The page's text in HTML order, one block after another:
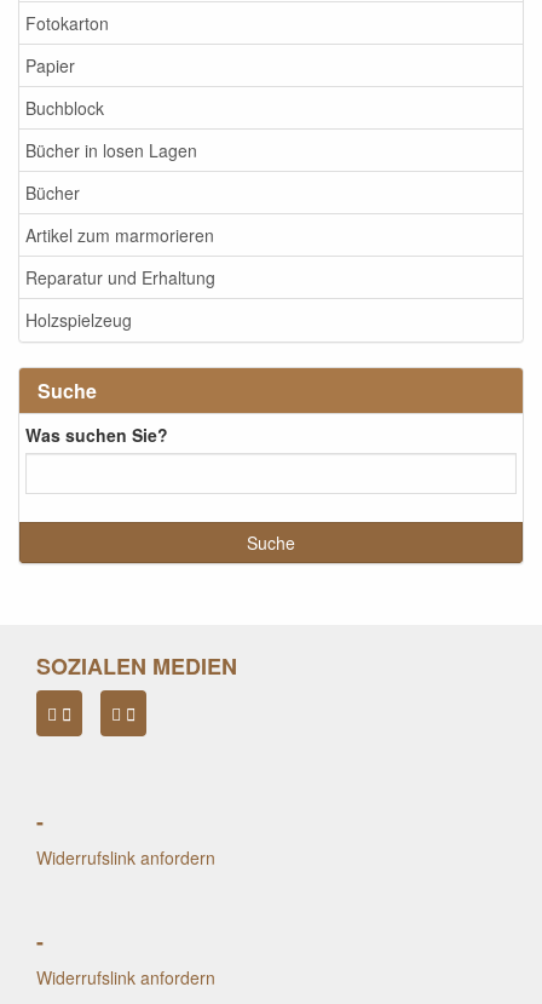
Fotokarton
Papier
Buchblock
Bücher in losen Lagen
Bücher
Artikel zum marmorieren
Reparatur und Erhaltung
Holzspielzeug
Suche
Was suchen Sie?
SOZIALEN MEDIEN
-
Widerrufslink anfordern
-
Widerrufslink anfordern